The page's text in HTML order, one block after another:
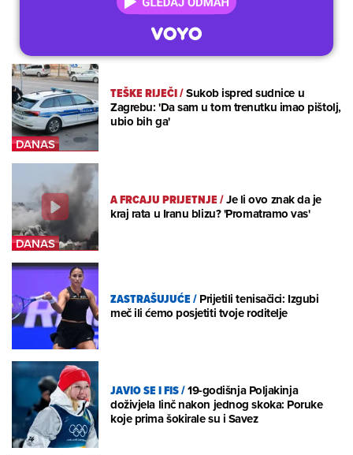
TEŠKE RIJEČI/Sukob ispred sudnice u
Zagrebu: 'Da sam u tom trenutku imao pištolj,
ubio bih ga'
A FRCAJU PRIJETNJE/Je li ovo znak da je
kraj rata u Iranu blizu? 'Promatramo vas'
ZASTRAŠUJUĆE/Prijetili tenisačici: Izgubi
meč ili ćemo posjetiti tvoje roditelje
JAVIO SE I FIS/19-godišnja Poljakinja
doživjela linč nakon jednog skoka: Poruke
koje prima šokirale su i Savez